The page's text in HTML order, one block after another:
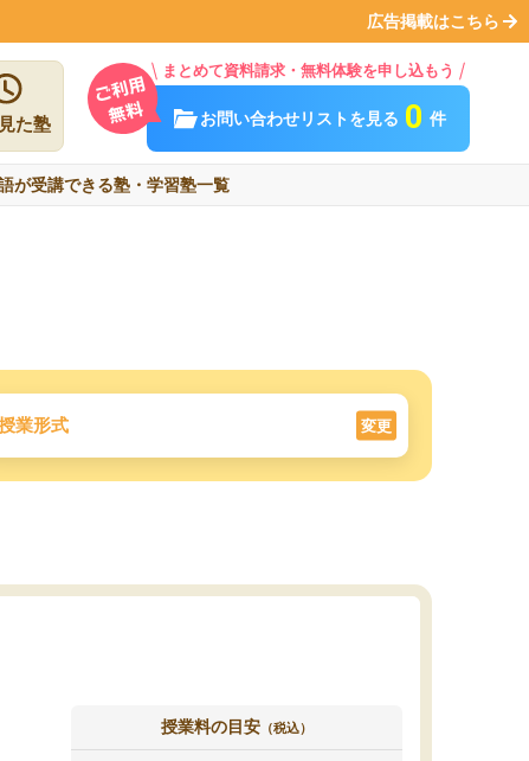
広告掲載はこちら
た塾
まとめて資料請求・無料体験を申し込もう
お問い合わせリストを見る 0 件
が受講できる塾・学習塾一覧
業形式 変更
授業料の目安 （税込）